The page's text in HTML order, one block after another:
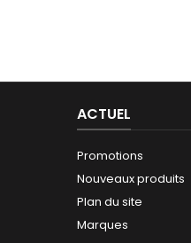
ACTUEL
Promotions
Nouveaux produits
Plan du site
Marques